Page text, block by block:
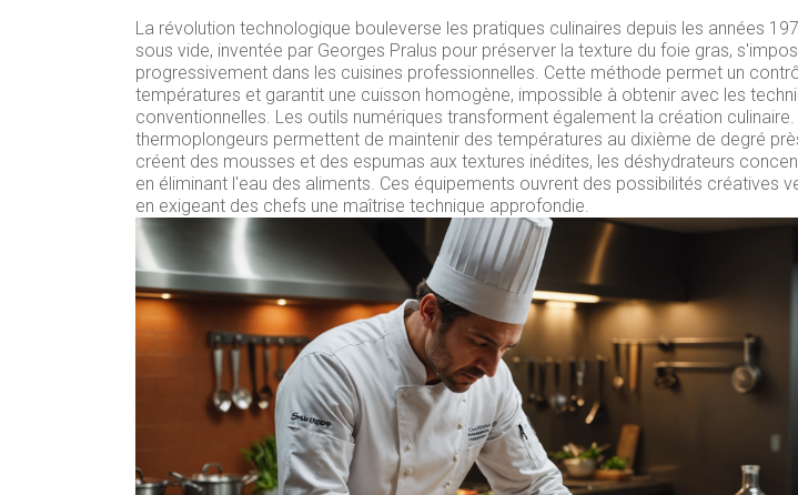
La révolution technologique bouleverse les pratiques culinaires depuis les années
sous vide, inventée par Georges Pralus pour préserver la texture du foie gras,
progressivement dans les cuisines professionnelles. Cette méthode permet un
températures et garantit une cuisson homogène, impossible à obtenir avec les
conventionnelles. Les outils numériques transforment également la création culinaire.
thermoplongeurs permettent de maintenir des températures au dixième de degré
créent des mousses et des espumas aux textures inédites, les déshydrateurs
en éliminant l'eau des aliments. Ces équipements ouvrent des possibilités créatives
en exigeant des chefs une maîtrise technique approfondie.